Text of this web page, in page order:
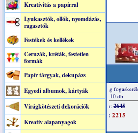
Kreatívitás a papírral
Lyukasztók, ollók, nyomdázás,
ragasztók
Festékek és kellékek
Ceruzák, kréták, festetlen
formák
Papír tárgyak, dekupázs
Egyedi albumok, kártyák
Virágkötészeti dekorációk
Kreatív alapanyagok